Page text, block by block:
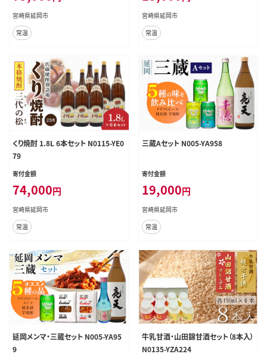
宮崎県延岡市
常温
宮崎県延岡市
常温
くり焼酎 1.8L 6本セット N0115-YE0
79
寄付金額
74,000円
宮崎県延岡市
常温
三蔵Aセット N005-YA958
寄付金額
19,000円
宮崎県延岡市
常温
延岡メンマ・三蔵セット N005-YA95
9
牛乳甘酒・山田錦甘酒セット（8本入）
N0135-YZA224